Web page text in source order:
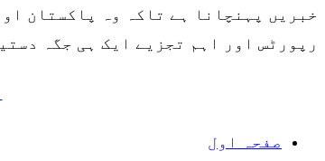
خبریں پہنچانا ہے تاکہ وہ پاکستان
رپورٹس اور اہم تجزیے ایک ہی جگہ
صفحہ اول